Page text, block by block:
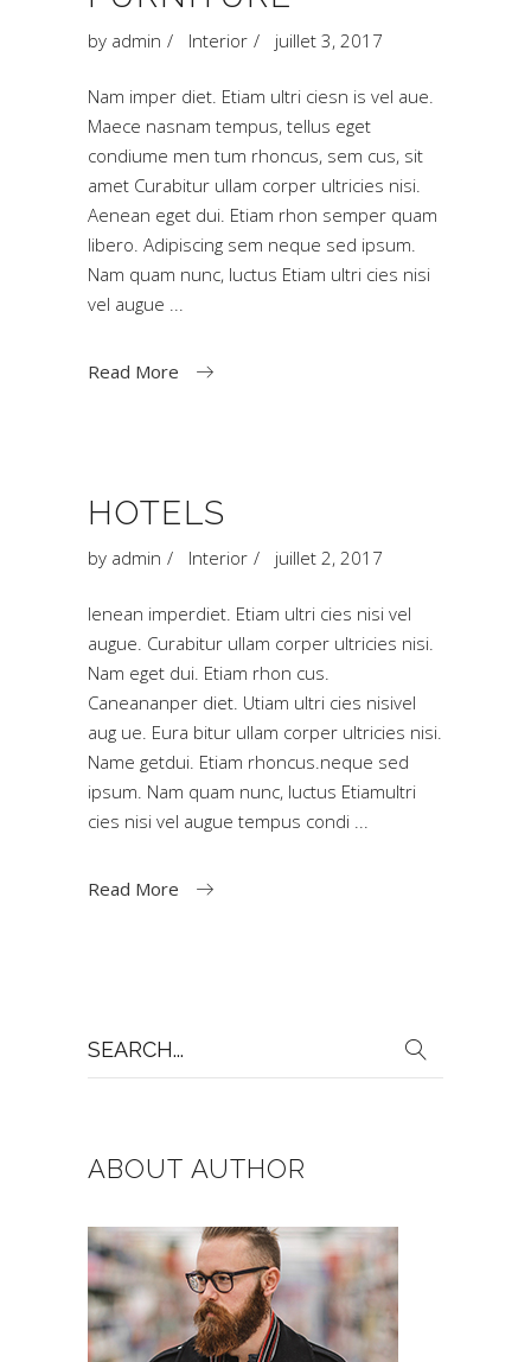
by admin Interior juillet 3, 2017
Nam imper diet. Etiam ultri ciesn is vel aue.
Maece nasnam tempus, tellus eget
condiume men tum rhoncus, sem cus, sit
amet Curabitur ullam corper ultricies nisi.
Aenean eget dui. Etiam rhon semper quam
libero. Adipiscing sem neque sed ipsum.
Nam quam nunc, luctus Etiam ultri cies nisi
vel augue
Read More
HOTELS
by admin Interior juillet 2, 2017
Ienean imperdiet. Etiam ultri cies nisi vel
augue. Curabitur ullam corper ultricies nisi.
Nam eget dui. Etiam rhon cus.
Caneananper diet. Utiam ultri cies nisivel
aug ue. Eura bitur ullam corper ultricies nisi.
Name getdui. Etiam rhoncus.neque sed
ipsum. Nam quam nunc, luctus Etiamultri
cies nisi vel augue tempus condi
Read More
for:
ABOUT AUTHOR